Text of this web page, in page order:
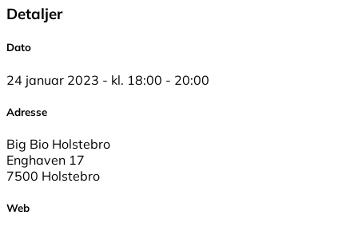
Detaljer
Dato
24 januar 2023 - kl. 18:00 - 20:00
Adresse
Big Bio Holstebro
Enghaven 17
7500 Holstebro
Web